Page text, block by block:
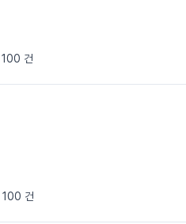
100 건
100 건